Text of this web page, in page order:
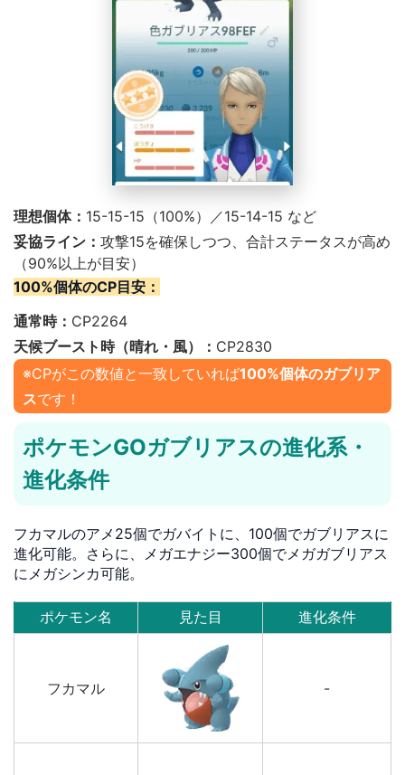
理想個体： 15-15-15（100%）／15-14-15 など
妥協ライン： 攻撃15を確保しつつ、合計ステータスが高め
（90%以上が目安）
100%個体のCP目安：
通常時： CP2264
天候ブースト時（晴れ・風）： CP2830
※CPがこの数値と一致していれば100%個体のガブリア
スです！
ポケモンGOガブリアスの進化系・
進化条件
フカマルのアメ25個でガバイトに、100個でガブリアスに
進化可能。さらに、メガエナジー300個でメガガブリアス
にメガシンカ可能。
ポケモン名 見た目 進化条件
フカマル -